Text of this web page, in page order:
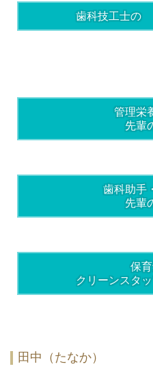
歯科技工士
管理栄
先輩
歯科助手
先輩
保
クリーンスタ
田中（たなか）